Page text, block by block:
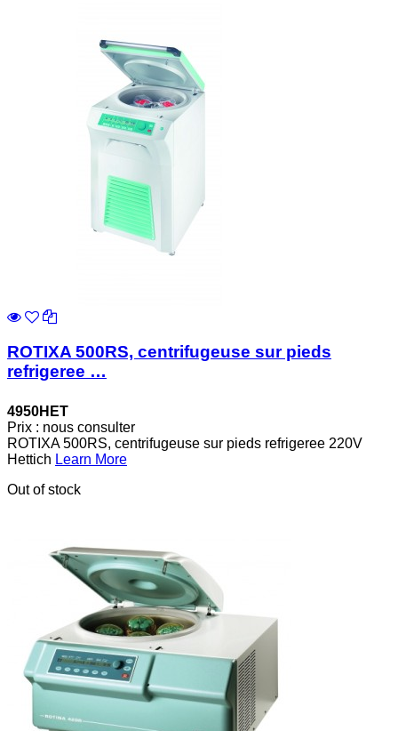
ROTIXA 500RS, centrifugeuse sur pieds
refrigeree …
4950HET
Prix : nous consulter
ROTIXA 500RS, centrifugeuse sur pieds refrigeree 220V
Hettich Learn More
Out of stock